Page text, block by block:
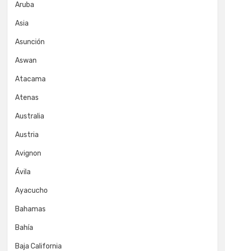
Aruba
Asia
Asunción
Aswan
Atacama
Atenas
Australia
Austria
Avignon
Ávila
Ayacucho
Bahamas
Bahía
Baja California